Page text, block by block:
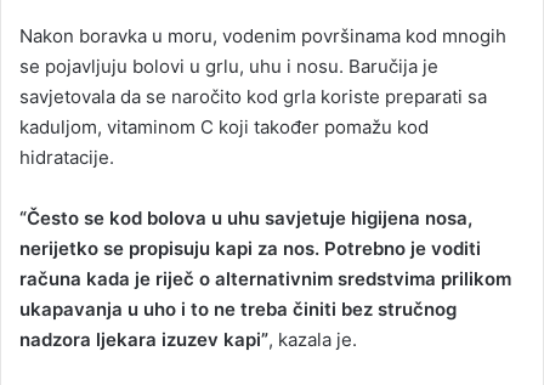
Nakon boravka u moru, vodenim površinama kod mnogih
se pojavljuju bolovi u grlu, uhu i nosu. Baručija je
savjetovala da se naročito kod grla koriste preparati sa
kaduljom, vitaminom C koji također pomažu kod
hidratacije.
“Često se kod bolova u uhu savjetuje higijena nosa,
nerijetko se propisuju kapi za nos. Potrebno je voditi
računa kada je riječ o alternativnim sredstvima prilikom
ukapavanja u uho i to ne treba činiti bez stručnog
nadzora ljekara izuzev kapi”, kazala je.